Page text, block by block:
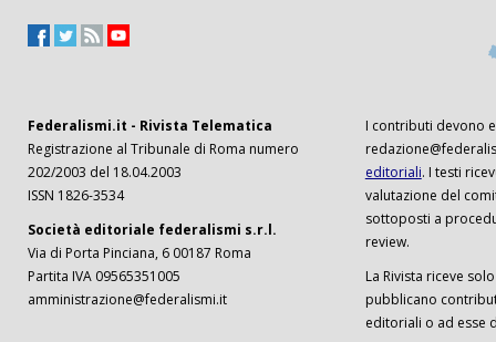
Federalismi.it - Rivista Telematica
Registrazione al Tribunale di Roma numero
202/2003 del 18.04.2003
ISSN 1826-3534
Società editoriale federalismi s.r.l.
Via di Porta Pinciana, 6 00187 Roma
Partita IVA 09565351005
amministrazione@federalismi.it
I contributi devono
editoriali. I testi
valutazione del
sottoposti a
review.
La Rivista riceve
pubblicano
editoriali o ad esse